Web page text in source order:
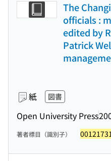
The
officials :
edited by
Patrick
紙 図書
Open University Press
著者標目（識別子）